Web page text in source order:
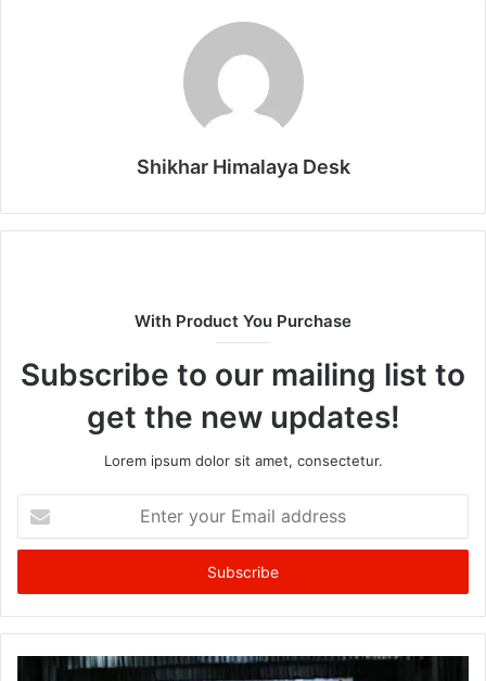
Shikhar Himalaya Desk
With Product You Purchase
Subscribe to our mailing list to
get the new updates!
Lorem ipsum dolor sit amet, consectetur.
your
Email